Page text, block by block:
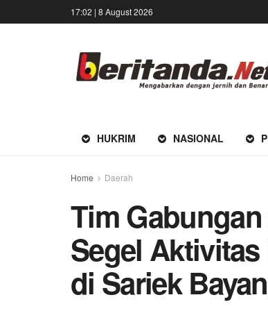
17:02 | 8 August 2026
HUKRIM NASIONAL
Home Daerah
Tim
Segel
di Sariek